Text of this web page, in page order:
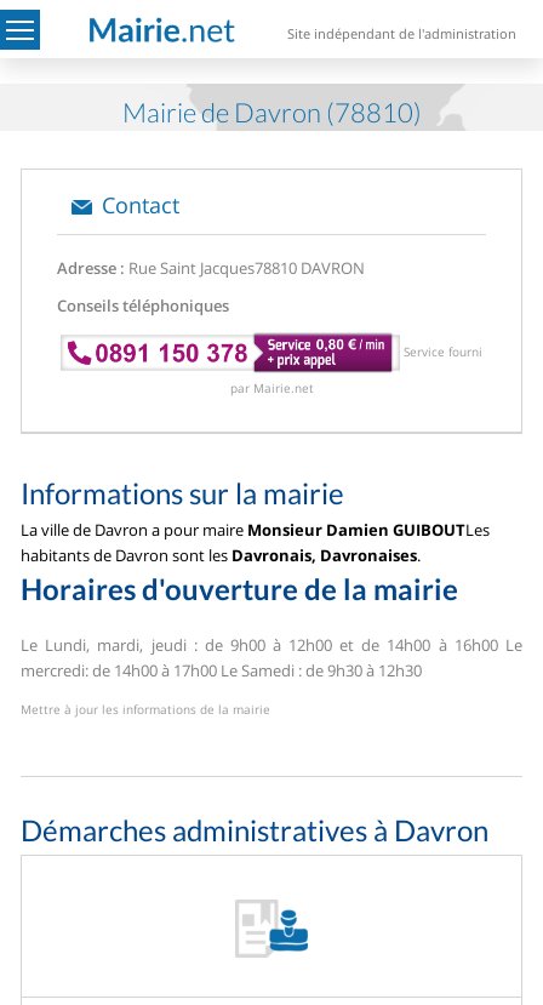
Site indépendant de l'administration
Mairie de Davron (78810)
Contact
Adresse : Rue Saint Jacques78810 DAVRON
Conseils téléphoniques
Service fourni
par Mairie.net
Informations sur la mairie
La ville de Davron a pour maire Monsieur Damien GUIBOUTLes
habitants de Davron sont les Davronais, Davronaises.
Horaires d'ouverture de la mairie
Le Lundi, mardi, jeudi :de 9h00 à 12h00 et de 14h00 à 16h00Le
mercredi: de 14h00 à 17h00 Le Samedi : de 9h30 à 12h30
Mettre à jour les informations de la mairie
Démarches administratives à Davron